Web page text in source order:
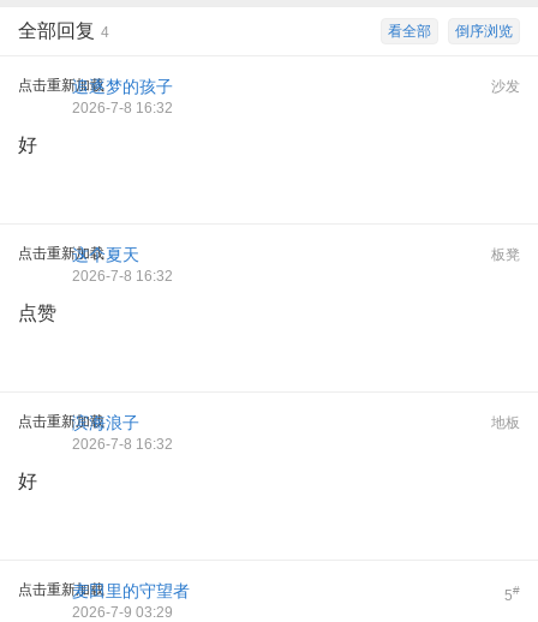
倒序浏览
看全部
全部回复 4
点击重新加载 沙发
追逐梦的孩子
2026-7-8 16:32
好
点击重新加载 板凳
这个夏天
2026-7-8 16:32
点赞
点击重新加载 地板
滨海浪子
2026-7-8 16:32
好
点击重新加载 5#
麦田里的守望者
2026-7-9 03:29